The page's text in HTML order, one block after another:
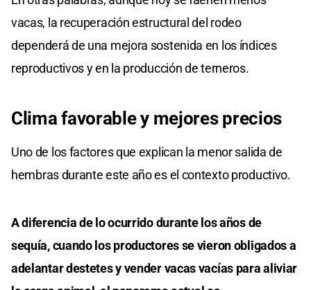
vacas, la recuperación estructural del rodeo
dependerá de una mejora sostenida en los índices
reproductivos y en la producción de terneros.
Clima favorable y mejores precios
Uno de los factores que explican la menor salida de
hembras durante este año es el contexto productivo.
A diferencia de lo ocurrido durante los años de
sequía, cuando los productores se vieron obligados a
adelantar destetes y vender vacas vacías para aliviar